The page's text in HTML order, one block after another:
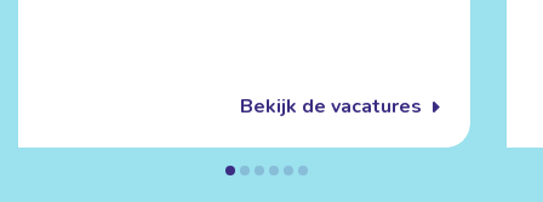
Bekijk de vacatures